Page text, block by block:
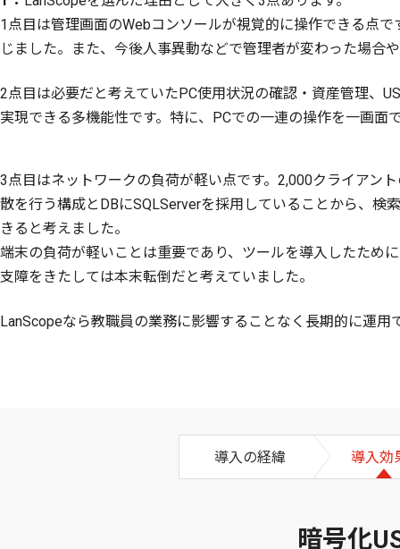
1点目は管理画面のWebコンソールが視覚的に操作できる点
じました。また、今後人事異動などで管理者が変わった場合
2点目は必要だと考えていたPC使用状況の確認・資産管理、
実現できる多機能性です。特に、PCでの一連の操作を一画面
3点目はネットワークの負荷が軽い点です。2,000クライアン
散を行う構成とDBにSQLServerを採用していることから、検
きると考えました。
端末の負荷が軽いことは重要であり、ツールを導入したため
支障をきたしては本末転倒だと考えていました。
LanScopeなら教職員の業務に影響することなく長期的に運用
暗号化
導入の経緯 導入効